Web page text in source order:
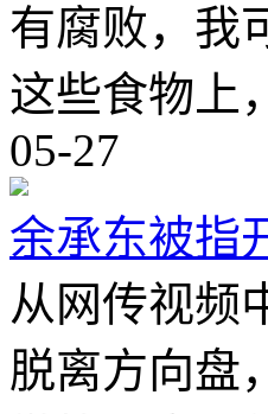
有腐败，我
这些食物上
05-27
余承东被指
从网传视频
脱离方向盘